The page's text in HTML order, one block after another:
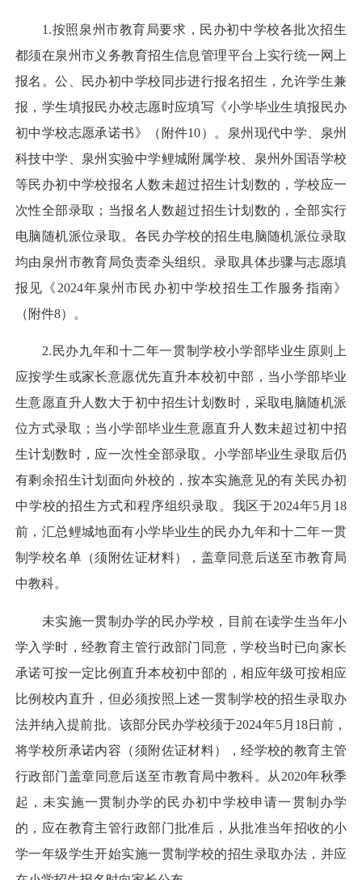
1.按照泉州市教育局要求，民办初中学校各批次招生
都须在泉州市义务教育招生信息管理平台上实行统一网上
报名。公、民办初中学校同步进行报名招生，允许学生兼
报，学生填报民办校志愿时应填写《小学毕业生填报民办
初中学校志愿承诺书》（附件10）。泉州现代中学、泉州
科技中学、泉州实验中学鲤城附属学校、泉州外国语学校
等民办初中学校报名人数未超过招生计划数的，学校应一
次性全部录取；当报名人数超过招生计划数的，全部实行
电脑随机派位录取。各民办学校的招生电脑随机派位录取
均由泉州市教育局负责牵头组织。录取具体步骤与志愿填
报见《2024年泉州市民办初中学校招生工作服务指南》
（附件8）。
2.民办九年和十二年一贯制学校小学部毕业生原则上
应按学生或家长意愿优先直升本校初中部，当小学部毕业
生意愿直升人数大于初中招生计划数时，采取电脑随机派
位方式录取；当小学部毕业生意愿直升人数未超过初中招
生计划数时，应一次性全部录取。小学部毕业生录取后仍
有剩余招生计划面向外校的，按本实施意见的有关民办初
中学校的招生方式和程序组织录取。我区于2024年5月18
前，汇总鲤城地面有小学毕业生的民办九年和十二年一贯
制学校名单（须附佐证材料），盖章同意后送至市教育局
中教科。
未实施一贯制办学的民办学校，目前在读学生当年小
学入学时，经教育主管行政部门同意，学校当时已向家长
承诺可按一定比例直升本校初中部的，相应年级可按相应
比例校内直升，但必须按照上述一贯制学校的招生录取办
法并纳入提前批。该部分民办学校须于2024年5月18日前，
将学校所承诺内容（须附佐证材料），经学校的教育主管
行政部门盖章同意后送至市教育局中教科。从2020年秋季
起，未实施一贯制办学的民办初中学校申请一贯制办学
的，应在教育主管行政部门批准后，从批准当年招收的小
学一年级学生开始实施一贯制学校的招生录取办法，并应